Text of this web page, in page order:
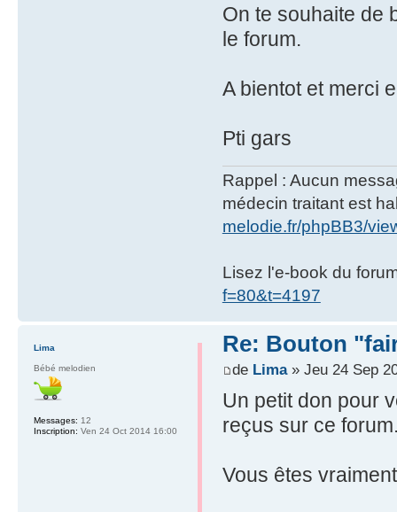
On te souhaite de
le forum.
A bientot et merci
Pti gars
Rappel : Aucun
médecin traitant est
melodie.fr/phpBB3/
Lisez l'e-book du
f=80&t=4197
Re: Bouton
de Lima» Jeu 24 Sep
Un petit don pour
reçus sur ce
Vous êtes
Lima
Bébé melodien
Messages: 12
Inscription: Ven 24 Oct 2014 16:00